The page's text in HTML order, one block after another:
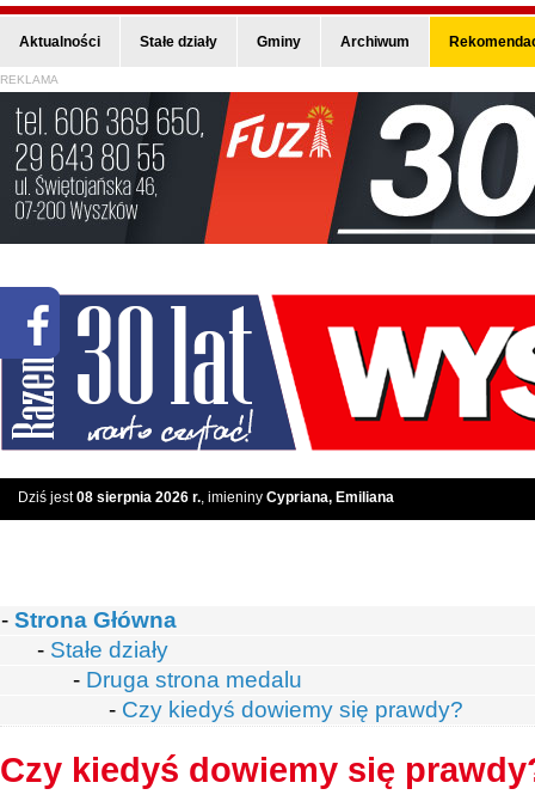
Aktualności Stałe działy Gminy Archiwum
REKLAMA
Dziś jest08 sierpnia 2026 r., imieniny Cypriana, Emiliana
- Strona Główna
- Stałe działy
- Druga strona medalu
- Czy kiedyś dowiemy się prawdy?
Czy kiedyś dowiemy się